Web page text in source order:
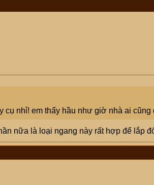
cụ nhỉ! em thấy hầu như giờ nhà ai
nữa là loại ngang này rất hợp để lắp